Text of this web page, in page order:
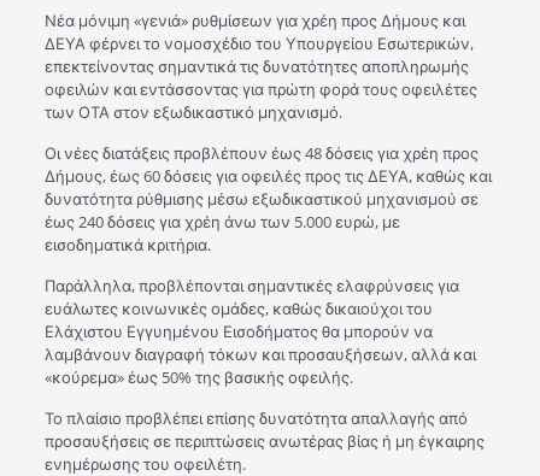
Νέα μόνιμη «γενιά» ρυθμίσεων για χρέη προς Δήμους και
ΔΕΥΑ φέρνει το νομοσχέδιο του Υπουργείου Εσωτερικών,
επεκτείνοντας σημαντικά τις δυνατότητες αποπληρωμής
οφειλών και εντάσσοντας για πρώτη φορά τους οφειλέτες
των ΟΤΑ στον εξωδικαστικό μηχανισμό.
Οι νέες διατάξεις προβλέπουν έως 48 δόσεις για χρέη προς
Δήμους, έως 60 δόσεις για οφειλές προς τις ΔΕΥΑ, καθώς και
δυνατότητα ρύθμισης μέσω εξωδικαστικού μηχανισμού σε
έως 240 δόσεις για χρέη άνω των 5.000 ευρώ, με
εισοδηματικά κριτήρια.
Παράλληλα, προβλέπονται σημαντικές ελαφρύνσεις για
ευάλωτες κοινωνικές ομάδες, καθώς δικαιούχοι του
Ελάχιστου Εγγυημένου Εισοδήματος θα μπορούν να
λαμβάνουν διαγραφή τόκων και προσαυξήσεων, αλλά και
«κούρεμα» έως 50% της βασικής οφειλής.
Το πλαίσιο προβλέπει επίσης δυνατότητα απαλλαγής από
προσαυξήσεις σε περιπτώσεις ανωτέρας βίας ή μη έγκαιρης
ενημέρωσης του οφειλέτη.